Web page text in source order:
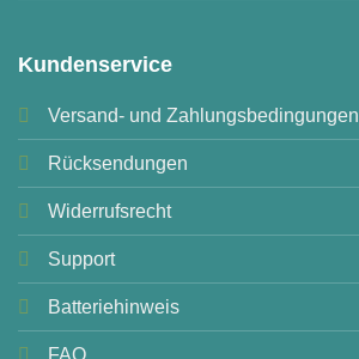
Kundenservice
Versand- und Zahlungsbedingungen
Rücksendungen
Widerrufsrecht
Support
Batteriehinweis